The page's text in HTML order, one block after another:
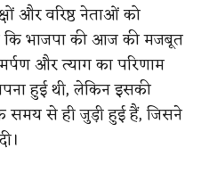
और वरिष्ठ नेताओं को
कि भाजपा की आज की मजबूत
और त्याग का परिणाम
हुई थी, लेकिन इसकी
समय से ही जुड़ी हुई हैं, जिसने